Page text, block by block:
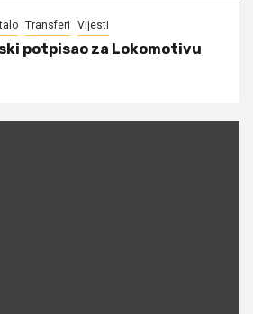
Transferi Vijesti
potpisao za Lokomotivu